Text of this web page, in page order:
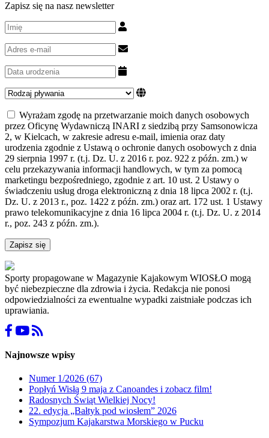
Zapisz się na nasz newsletter
Wyrażam zgodę na przetwarzanie moich danych osobowych
przez Oficynę Wydawniczą INARI z siedzibą przy Samsonowicza
2, w Kielcach, w zakresie adresu e-mail, imienia oraz daty
urodzenia zgodnie z Ustawą o ochronie danych osobowych z dnia
29 sierpnia 1997 r. (t.j. Dz. U. z 2016 r. poz. 922 z późn. zm.) w
celu przekazywania informacji handlowych, w tym za pomocą
marketingu bezpośredniego, zgodnie z art. 10 ust. 2 Ustawy o
świadczeniu usług droga elektroniczną z dnia 18 lipca 2002 r. (t.j.
Dz. U. z 2013 r., poz. 1422 z późn. zm.) oraz art. 172 ust. 1 Ustawy
prawo telekomunikacyjne z dnia 16 lipca 2004 r. (t.j. Dz. U. z 2014
r., poz. 243 z późn. zm.).
Zapisz się
Sporty propagowane w Magazynie Kajakowym WIOSŁO mogą
być niebezpieczne dla zdrowia i życia. Redakcja nie ponosi
odpowiedzialności za ewentualne wypadki zaistniałe podczas ich
uprawiania.
Najnowsze wpisy
Numer 1/2026 (67)
Popłyń Wisłą 9 maja z Canoandes i zobacz film!
Radosnych Świąt Wielkiej Nocy!
22. edycja „Bałtyk pod wiosłem” 2026
Sympozjum Kajakarstwa Morskiego w Pucku